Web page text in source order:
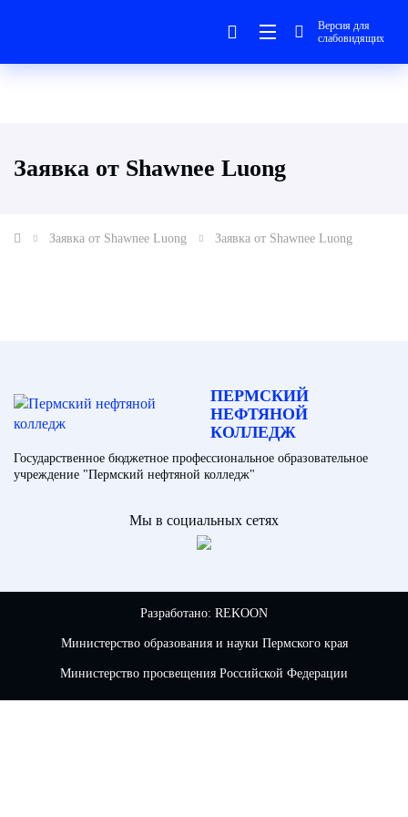
Версия для
слабовидящих
Заявка от Shawnee Luong
Заявка от Shawnee Luong Заявка от Shawnee Luong
ПЕРМСКИЙ
НЕФТЯНОЙ
КОЛЛЕДЖ
Государственное бюджетное профессиональное образовательное
учреждение "Пермский нефтяной колледж"
Мы в социальных сетях
Разработано: REKOON
Министерство образования и науки Пермского края
Министерство просвещения Российской Федерации